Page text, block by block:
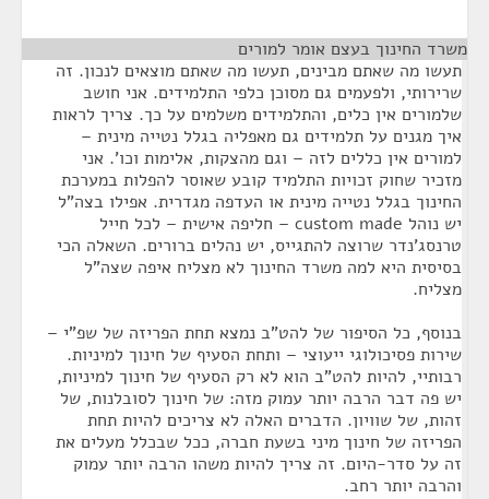
משרד החינוך בעצם אומר למורים
תעשו מה שאתם מבינים, תעשו מה שאתם מוצאים לנכון. זה
שרירותי, ולפעמים גם מסוכן כלפי התלמידים. אני חושב
שלמורים אין כלים, והתלמידים משלמים על כך. צריך לראות
איך מגנים על תלמידים גם מאפליה בגלל נטייה מינית –
למורים אין כללים לזה – וגם מהצקות, אלימות וכו'. אני
מזכיר שחוק זכויות התלמיד קובע שאוסר להפלות במערכת
החינוך בגלל נטייה מינית או העדפה מגדרית. אפילו בצה"ל
יש נוהל custom made – חליפה אישית – לכל חייל
טרנסג'נדר שרוצה להתגייס, יש נהלים ברורים. השאלה הכי
בסיסית היא למה משרד החינוך לא מצליח איפה שצה"ל
מצליח.
בנוסף, כל הסיפור של להט"ב נמצא תחת הפריזה של שפ"י –
שירות פסיכולוגי ייעוצי – ותחת הסעיף של חינוך למיניות.
רבותיי, להיות להט"ב הוא לא רק הסעיף של חינוך למיניות,
יש פה דבר הרבה יותר עמוק מזה: של חינוך לסובלנות, של
זהות, של שוויון. הדברים האלה לא צריכים להיות תחת
הפריזה של חינוך מיני בשעת חברה, ככל שבכלל מעלים את
זה על סדר-היום. זה צריך להיות משהו הרבה יותר עמוק
והרבה יותר רחב.